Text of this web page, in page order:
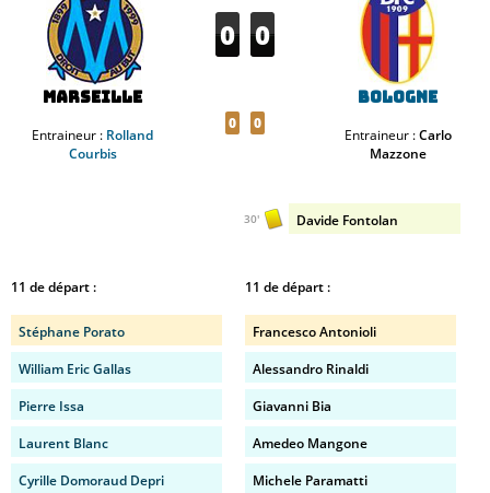
Marseille
Entraineur : Rolland
Courbis
0 0
0 0
Bologne
Entraineur :Carlo
Mazzone
Davide Fontolan
30'
11 de départ :
Stéphane Porato
William Eric Gallas
Pierre Issa
Laurent Blanc
Cyrille Domoraud Depri
11 de départ :
Francesco Antonioli
Alessandro Rinaldi
Giavanni Bia
Amedeo Mangone
Michele Paramatti